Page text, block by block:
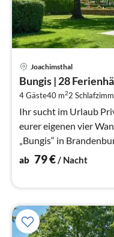
Joachimsthal
Bungis | 28
4 Gäste40 m22
Ihr sucht im Urlaub
eurer eigenen vier
„Bungis“ in
Ausfuhrung.
ab 79€ / Nacht